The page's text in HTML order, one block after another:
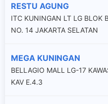
RESTU AGUNG
ITC KUNINGAN LT LG BLOK
NO. 14 JAKARTA SELATAN
MEGA KUNINGAN
BELLAGIO MALL LG-17
KAV E.4.3